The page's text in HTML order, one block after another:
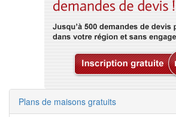
Plans de maisons gratuits